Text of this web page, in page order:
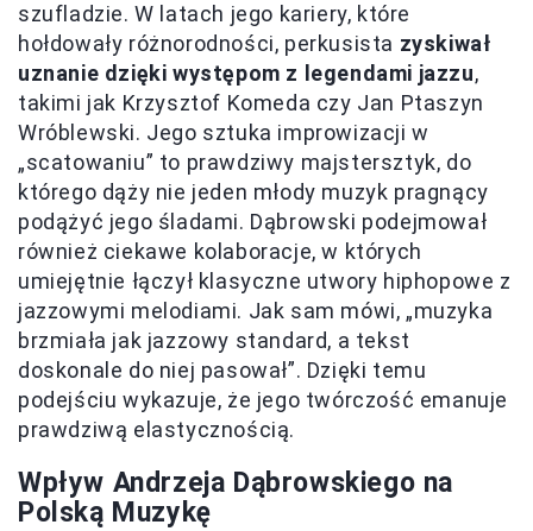
szufladzie. W latach jego kariery, które
hołdowały różnorodności, perkusista zyskiwał
uznanie dzięki występom z legendami jazzu,
takimi jak Krzysztof Komeda czy Jan Ptaszyn
Wróblewski. Jego sztuka improwizacji w
„scatowaniu” to prawdziwy majstersztyk, do
którego dąży nie jeden młody muzyk pragnący
podążyć jego śladami. Dąbrowski podejmował
również ciekawe kolaboracje, w których
umiejętnie łączył klasyczne utwory hiphopowe z
jazzowymi melodiami. Jak sam mówi, „muzyka
brzmiała jak jazzowy standard, a tekst
doskonale do niej pasował”. Dzięki temu
podejściu wykazuje, że jego twórczość emanuje
prawdziwą elastycznością.
Wpływ Andrzeja Dąbrowskiego na
Polską Muzykę